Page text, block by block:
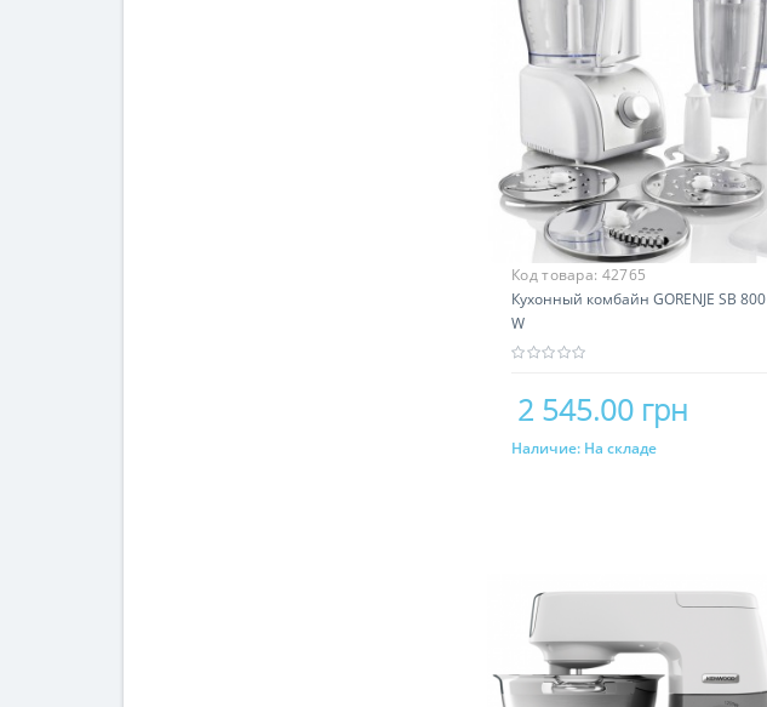
Код товара: 42765
Кухонный комбайн GORENJE SB 800
W
2 545.00 грн
Купить
Наличие: На складе